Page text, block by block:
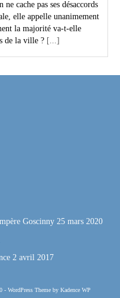
cache pas ses désaccords
elle appelle unanimement
la majorité va-t-elle
de la ville ? [...]
Goscinny 25 mars 2020
2 avril 2017
- WordPress Theme by Kadence WP